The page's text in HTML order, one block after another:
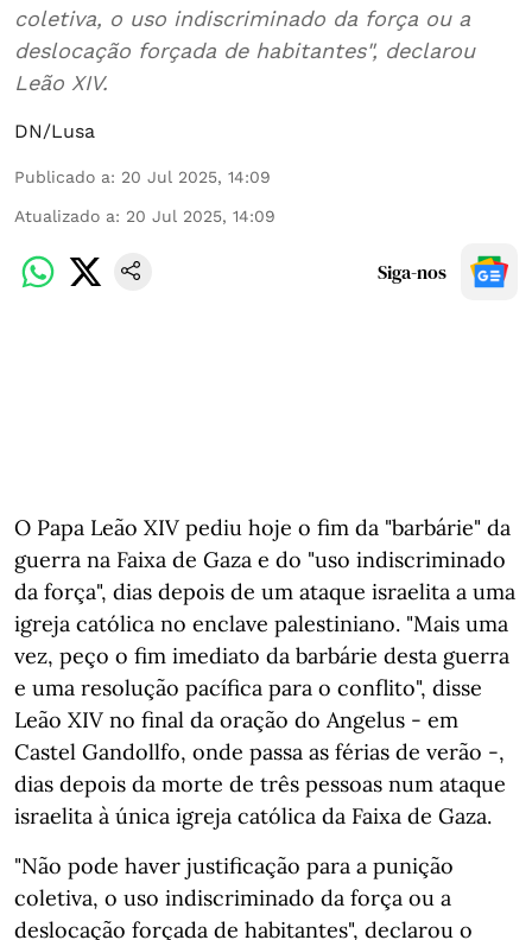
coletiva, o uso indiscriminado da força ou a
deslocação forçada de habitantes", declarou
Leão XIV.
DN/Lusa
Publicado a: 20 Jul 2025, 14:09
Atualizado a: 20 Jul 2025, 14:09
Siga-nos
O Papa Leão XIV pediu hoje o fim da "barbárie" da
guerra na Faixa de Gaza e do "uso indiscriminado
da força", dias depois de um ataque israelita a uma
igreja católica no enclave palestiniano. "Mais uma
vez, peço o fim imediato da barbárie desta guerra
e uma resolução pacífica para o conflito", disse
Leão XIV no final da oração do Angelus - em
Castel Gandollfo, onde passa as férias de verão -,
dias depois da morte de três pessoas num ataque
israelita à única igreja católica da Faixa de Gaza.
"Não pode haver justificação para a punição
coletiva, o uso indiscriminado da força ou a
deslocação forçada de habitantes", declarou o